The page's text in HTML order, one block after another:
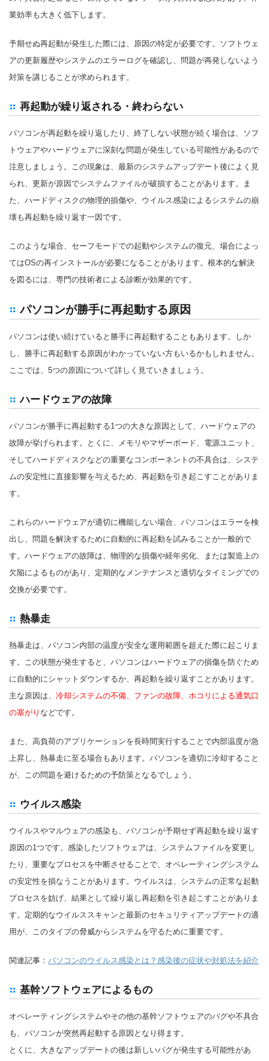
業効率も大きく低下します。
予期せぬ再起動が発生した際には、原因の特定が必要です。ソフトウェ
アの更新履歴やシステムのエラーログを確認し、問題が再発しないよう
対策を講じることが求められます。
再起動が繰り返される・終わらない
パソコンが再起動を繰り返したり、終了しない状態が続く場合は、ソフ
トウェアやハードウェアに深刻な問題が発生している可能性があるので
注意しましょう。この現象は、最新のシステムアップデート後によく見
られ、更新が原因でシステムファイルが破損することがあります。ま
た、ハードディスクの物理的損傷や、ウイルス感染によるシステムの崩
壊も再起動を繰り返す一因です。
このような場合、セーフモードでの起動やシステムの復元、場合によっ
てはOSの再インストールが必要になることがあります。根本的な解決
を図るには、専門の技術者による診断が効果的です。
パソコンが勝手に再起動する原因
パソコンは使い続けていると勝手に再起動することもあります。しか
し、勝手に再起動する原因がわかっていない方もいるかもしれません。
ここでは、5つの原因について詳しく見ていきましょう。
ハードウェアの故障
パソコンが勝手に再起動する1つの大きな原因として、ハードウェアの
故障が挙げられます。とくに、メモリやマザーボード、電源ユニット、
そしてハードディスクなどの重要なコンポーネントの不具合は、システ
ムの安定性に直接影響を与えるため、再起動を引き起こすことがありま
す。
これらのハードウェアが適切に機能しない場合、パソコンはエラーを検
出し、問題を解決するために自動的に再起動を試みることが一般的で
す。ハードウェアの故障は、物理的な損傷や経年劣化、または製造上の
欠陥によるものがあり、定期的なメンテナンスと適切なタイミングでの
交換が必要です。
熱暴走
熱暴走は、パソコン内部の温度が安全な運用範囲を超えた際に起こりま
す。この状態が発生すると、パソコンはハードウェアの損傷を防ぐため
に自動的にシャットダウンするか、再起動を繰り返すことがあります。
主な原因は、 冷却システムの不備、ファンの故障、ホコリによる通気口
の塞がり などです。
また、高負荷のアプリケーションを長時間実行することで内部温度が急
上昇し、熱暴走に至る場合もあります。パソコンを適切に冷却すること
が、この問題を避けるための予防策となるでしょう。
ウイルス感染
ウイルスやマルウェアの感染も、パソコンが予期せず再起動を繰り返す
原因の1つです。感染したソフトウェアは、システムファイルを変更し
たり、重要なプロセスを中断させることで、オペレーティングシステム
の安定性を損なうことがあります。ウイルスは、システムの正常な起動
プロセスを妨げ、結果として繰り返し再起動を引き起こすことがありま
す。定期的なウイルススキャンと最新のセキュリティアップデートの適
用が、このタイプの脅威からシステムを守るために重要です。
関連記事： パソコンのウイルス感染とは？感染後の症状や対処法を紹介
基幹ソフトウェアによるもの
オペレーティングシステムやその他の基幹ソフトウェアのバグや不具合
も、パソコンが突然再起動する原因となり得ます。
とくに、大きなアップデートの後は新しいバグが発生する可能性があ